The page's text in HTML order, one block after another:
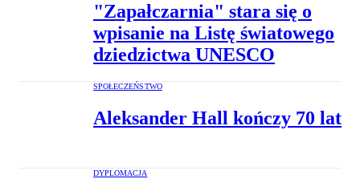
"Zapałczarnia" stara się o
wpisanie na Listę światowego
dziedzictwa UNESCO
SPOŁECZEŃSTWO
Aleksander Hall kończy 70 lat
DYPLOMACJA